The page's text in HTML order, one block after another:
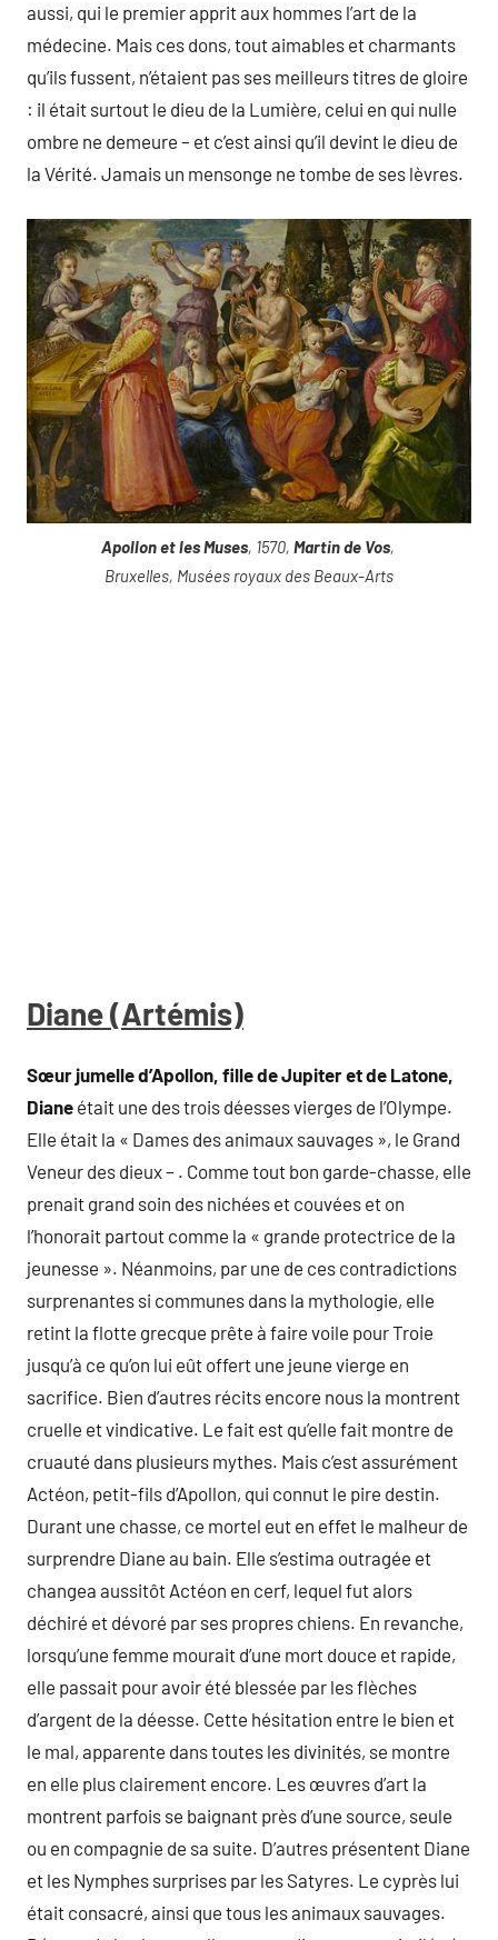
aussi, qui le premier apprit aux hommes l’art de la
médecine. Mais ces dons, tout aimables et charmants
qu’ils fussent, n’étaient pas ses meilleurs titres de gloire
: il était surtout le dieu de la Lumière, celui en qui nulle
ombre ne demeure – et c’est ainsi qu’il devint le dieu de
la Vérité. Jamais un mensonge ne tombe de ses lèvres.
Apollon et les Muses, 1570, Martin de Vos,
Bruxelles, Musées royaux des Beaux-Arts
Diane (Artémis)
Sœur jumelle d’Apollon, fille de Jupiter et de Latone,
Diane était une des trois déesses vierges de l’Olympe.
Elle était la « Dames des animaux sauvages », le Grand
Veneur des dieux – . Comme tout bon garde-chasse, elle
prenait grand soin des nichées et couvées et on
l’honorait partout comme la « grande protectrice de la
jeunesse ». Néanmoins, par une de ces contradictions
surprenantes si communes dans la mythologie, elle
retint la flotte grecque prête à faire voile pour Troie
jusqu’à ce qu’on lui eût offert une jeune vierge en
sacrifice. Bien d’autres récits encore nous la montrent
cruelle et vindicative. Le fait est qu’elle fait montre de
cruauté dans plusieurs mythes. Mais c’est assurément
Actéon, petit-fils d’Apollon, qui connut le pire destin.
Durant une chasse, ce mortel eut en effet le malheur de
surprendre Diane au bain. Elle s’estima outragée et
changea aussitôt Actéon en cerf, lequel fut alors
déchiré et dévoré par ses propres chiens. En revanche,
lorsqu’une femme mourait d’une mort douce et rapide,
elle passait pour avoir été blessée par les flèches
d’argent de la déesse. Cette hésitation entre le bien et
le mal, apparente dans toutes les divinités, se montre
en elle plus clairement encore. Les œuvres d’art la
montrent parfois se baignant près d’une source, seule
ou en compagnie de sa suite. D’autres présentent Diane
et les Nymphes surprises par les Satyres. Le cyprès lui
était consacré, ainsi que tous les animaux sauvages.